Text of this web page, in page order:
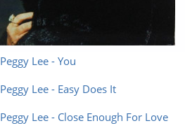
Peggy Lee - You
Peggy Lee - Easy Does It
Peggy Lee - Close Enough For Love